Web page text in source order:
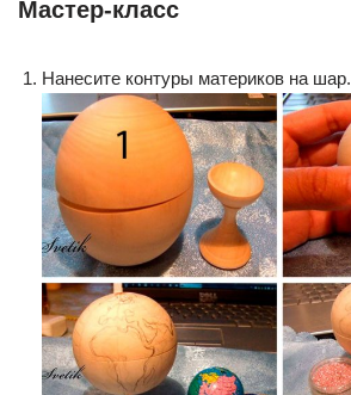
Мастер-класс
Нанесите контуры материков на шар.